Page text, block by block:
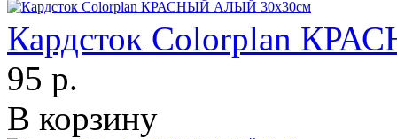
Кардсток Colorplan
95 р.
В корзину